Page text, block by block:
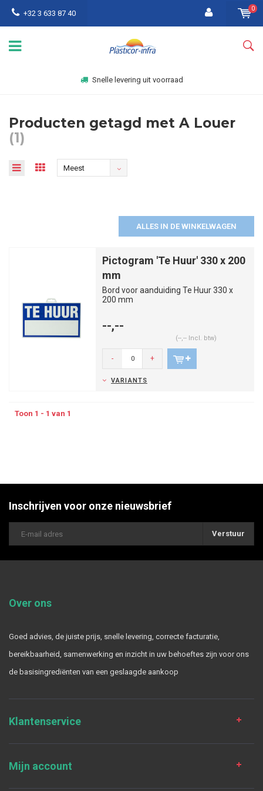
+32 3 633 87 40
0
Snelle levering uit voorraad
Producten getagd met A Louer
(1)
Meest
ALLES IN DE WINKELWAGEN
Pictogram 'Te Huur' 330 x 200
mm
Bord voor aanduiding Te Huur 330 x
200 mm
--,--
(--,-- Incl. btw)
- +
VARIANTS
Toon 1 - 1 van 1
Inschrijven voor onze nieuwsbrief
Verstuur
Over ons
Goed advies, de juiste prijs, snelle levering, correcte facturatie,
bereikbaarheid, samenwerking en inzicht in uw behoeftes zijn voor ons
de basisingrediënten van een geslaagde aankoop
Klantenservice
Mijn account